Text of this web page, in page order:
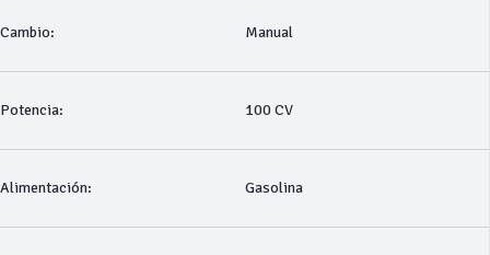
Cambio: Manual
Potencia: 100 CV
Alimentación: Gasolina